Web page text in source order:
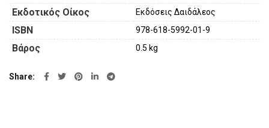
Εκδοτικός Οίκος Εκδόσεις Δαιδάλεος
ISBN 978-618-5992-01-9
Βάρος 0.5 kg
Share